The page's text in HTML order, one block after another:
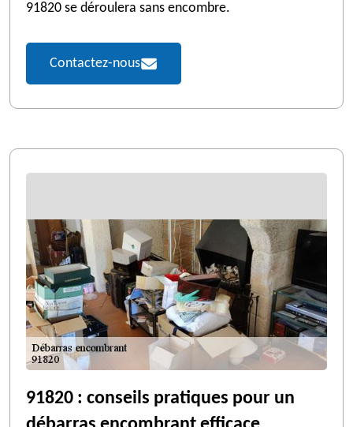
91820 se déroulera sans encombre.
Contactez-nous
91820 : conseils pratiques pour un